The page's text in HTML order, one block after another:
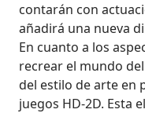
contarán con
añadirá una nueva
En cuanto a los
recrear el mundo
del estilo de arte en
juegos HD-2D. Esta